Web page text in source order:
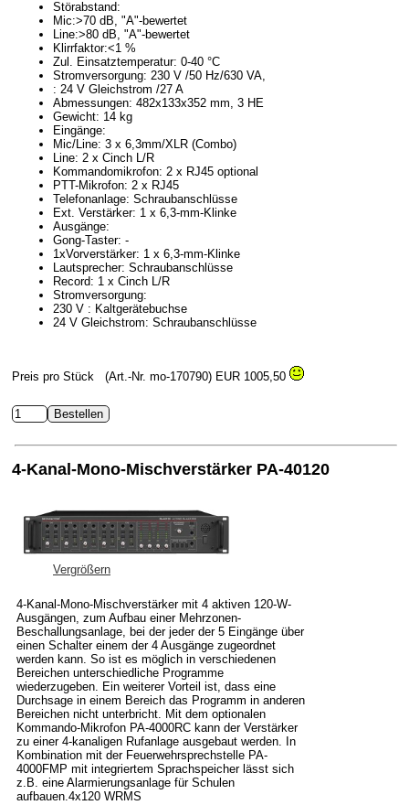
Störabstand:
Mic:>70 dB, "A"-bewertet
Line:>80 dB, "A"-bewertet
Klirrfaktor:<1 %
Zul. Einsatztemperatur: 0-40 °C
Stromversorgung: 230 V /50 Hz/630 VA,
: 24 V Gleichstrom /27 A
Abmessungen: 482x133x352 mm, 3 HE
Gewicht: 14 kg
Eingänge:
Mic/Line: 3 x 6,3mm/XLR (Combo)
Line: 2 x Cinch L/R
Kommandomikrofon: 2 x RJ45 optional
PTT-Mikrofon: 2 x RJ45
Telefonanlage: Schraubanschlüsse
Ext. Verstärker: 1 x 6,3-mm-Klinke
Ausgänge:
Gong-Taster: -
1xVorverstärker: 1 x 6,3-mm-Klinke
Lautsprecher: Schraubanschlüsse
Record: 1 x Cinch L/R
Stromversorgung:
230 V : Kaltgerätebuchse
24 V Gleichstrom: Schraubanschlüsse
Preis pro Stück (Art.-Nr. mo-170790) EUR 1005,50
4-Kanal-Mono-Mischverstärker PA-40120
Vergrößern
4-Kanal-Mono-Mischverstärker mit 4 aktiven 120-W-
Ausgängen, zum Aufbau einer Mehrzonen-
Beschallungsanlage, bei der jeder der 5 Eingänge über
einen Schalter einem der 4 Ausgänge zugeordnet
werden kann. So ist es möglich in verschiedenen
Bereichen unterschiedliche Programme
wiederzugeben. Ein weiterer Vorteil ist, dass eine
Durchsage in einem Bereich das Programm in anderen
Bereichen nicht unterbricht. Mit dem optionalen
Kommando-Mikrofon PA-4000RC kann der Verstärker
zu einer 4-kanaligen Rufanlage ausgebaut werden. In
Kombination mit der Feuerwehrsprechstelle PA-
4000FMP mit integriertem Sprachspeicher lässt sich
z.B. eine Alarmierungsanlage für Schulen
aufbauen.4x120 WRMS